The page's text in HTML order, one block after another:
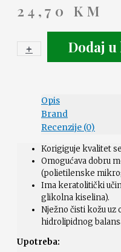
24,70 KM
-
+ Dodaj
Opis
Brand
Recenzije (0)
Korigiguje kvalitet
Omogućava dobru
(polietilenske
Ima keratolitički
glikolna kiselina).
Nježno čisti kožu uz
hidrolipidnog
Upotreba: